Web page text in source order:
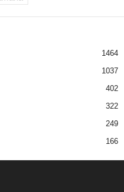
1464
1037
402
322
249
166